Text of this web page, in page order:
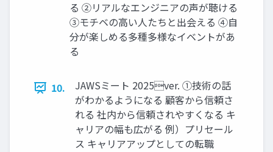
る ②リアルなエンジニアの声が聴ける
③モチベの⾼い⼈たちと出会える ④⾃
分が楽しめる多種多様なイベントがあ
る
10.
JAWSミート 2025ver. ①技術の話
がわかるようになる 顧客から信頼さ
れる 社内から信頼されやすくなる キ
ャリアの幅も広がる 例）プリセール
ス キャリアアップとしての転職